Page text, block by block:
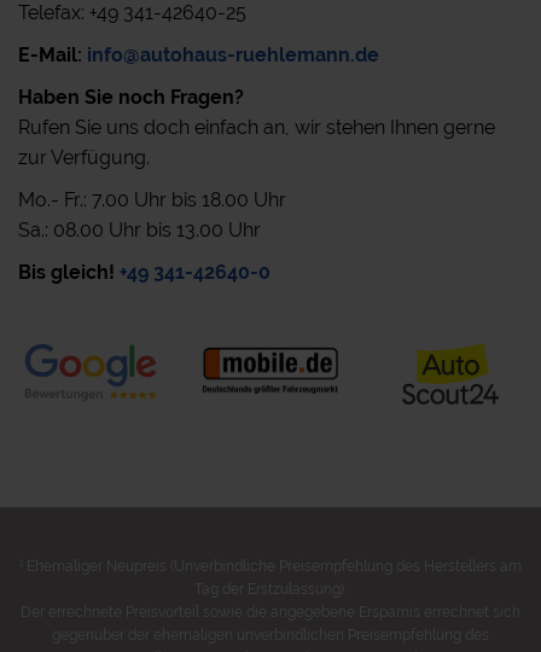
Telefax: +49 341-42640-25
E-Mail: info@autohaus-ruehlemann.de
Haben Sie noch Fragen?
Rufen Sie uns doch einfach an, wir stehen Ihnen gerne
zur Verfügung.
Mo.- Fr.: 7.00 Uhr bis 18.00 Uhr
Sa.: 08.00 Uhr bis 13.00 Uhr
Bis gleich! +49 341-42640-0
Ehemaliger Neupreis (Unverbindliche Preisempfehlung des Herstellers am
Tag der Erstzulassung).
Der errechnete Preisvorteil sowie die angegebene Ersparnis errechnet sich
gegenüber der ehemaligen unverbindlichen Preisempfehlung des